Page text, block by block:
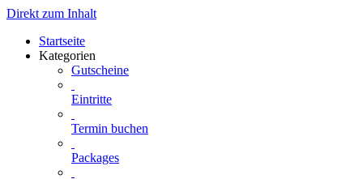
Direkt zum Inhalt
Startseite
Kategorien
Gutscheine
Eintritte
Termin buchen
Packages